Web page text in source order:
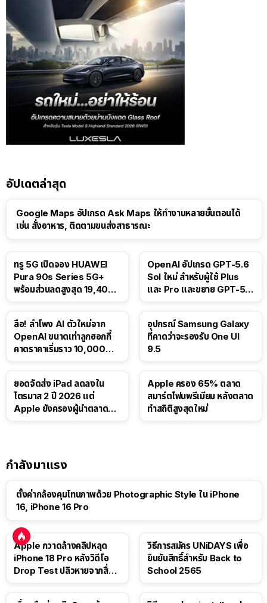
อัปเดตล่าสุด
Google Maps อัปเกรด Ask Maps ให้ทำงานหลายขั้นตอนได้
เช่น สั่งอาหาร, ติดตามขนส่งสาธารณะ
ทรู 5G เปิดจอง HUAWEI
Pura 90s Series 5G+
พร้อมส่วนลดสูงสุด 19,400
OpenAI อัปเกรด GPT-5.6
Sol ใหม่ สำหรับผู้ใช้ Plus
และ Pro และขยาย GPT-5.6
ลือ! ลำโพง AI ตัวใหม่จาก
OpenAI ขนาดเท่าลูกฮอกกี้
คาดราคาเริ่มราว 10,000
อุปกรณ์ Samsung Galaxy
ที่คาดว่าจะรองรับ One UI
9.5
ยอดจัดส่ง iPad ลดลงใน
ไตรมาส 2 ปี 2026 แต่
Apple ยังครองผู้นำตลาด
Apple ครอง 65% ตลาด
สมาร์ตโฟนพรีเมียม หลังตลาด
ทำสถิติสูงสุดใหม่
กำลังมาแรง
ตั้งค่ากล้องคุมโทนภาพด้วย Photographic Style ใน iPhone
16, iPhone 16 Pro
Apple กวาดล้างคลิปหลุด
iPhone 18 Pro หลังวิดีโอ
Drop Test ปลิวหายจากสื่อ
วิธีการสมัคร UNiDAYS เพื่อ
ยืนยันสิทธิ์สำหรับ Back to
School 2565